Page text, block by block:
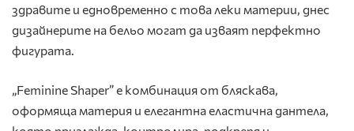
здравите и едновременно с това леки материи, днес
дизайнерите на бельо могат да изваят перфектно
фигурата.
„Feminine Shaper” е комбинация от бляскава,
оформяща материя и елегантна еластична дантела,